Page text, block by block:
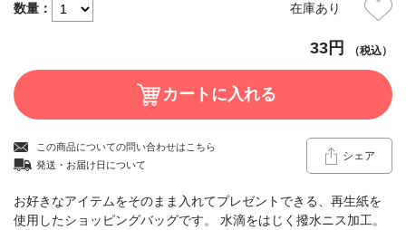
33円 （税込）
数量： 在庫あり
この商品についての問い合わせはこちら
発送・お届け日について
シェア
お好きなアイテムをそのまま入れてプレゼントできる、再生紙を
使用したショッピングバッグです。 水滴をはじく撥水ニス加工。